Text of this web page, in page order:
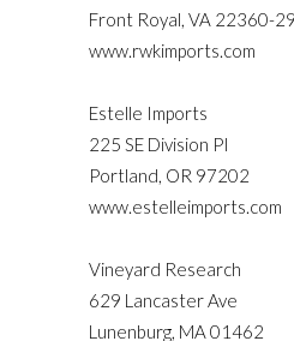
Front Royal, VA 22360-
www.rwkimports.com
Estelle Imports
225 SE Division PI
Portland, OR 97202
www.estelleimports.com
Vineyard Research
629 Lancaster Ave
Lunenburg, MA 01462